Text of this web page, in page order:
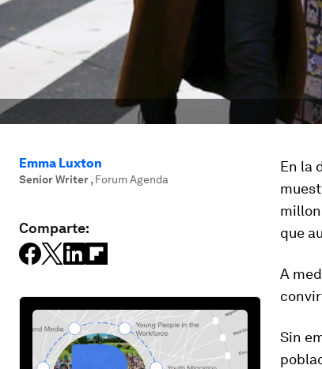
Emma Luxton
Senior Writer, Forum Agenda
Comparte:
En la
que
A
Sin